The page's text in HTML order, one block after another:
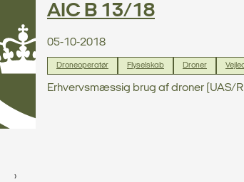
AIC B 13/18
05-10-2018
Droneoperatør Flyselskab Droner
Erhvervsmæssig brug af droner (UAS/